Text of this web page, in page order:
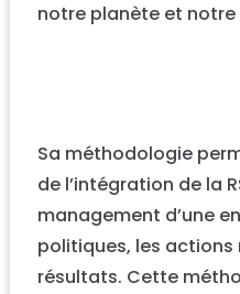
notre planète et notre
Sa méthodologie
de l’intégration de la
management d’une
politiques, les actions
résultats. Cette